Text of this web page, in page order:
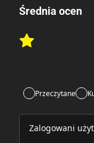
Średnia ocen
Rate this
Przeczytane
Zalogowani